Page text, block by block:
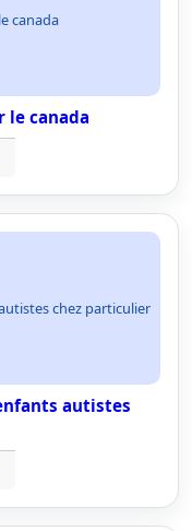
canada
le canada
chez particulier
autistes